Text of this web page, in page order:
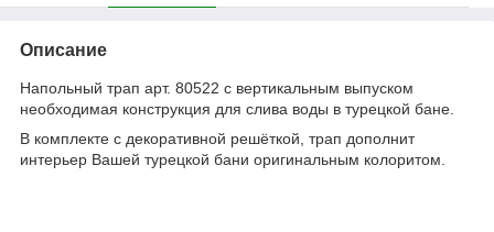
Описание
Напольный трап арт. 80522 с вертикальным выпуском
необходимая конструкция для слива воды в турецкой бане.
В комплекте с декоративной решёткой, трап дополнит
интерьер Вашей турецкой бани оригинальным колоритом.